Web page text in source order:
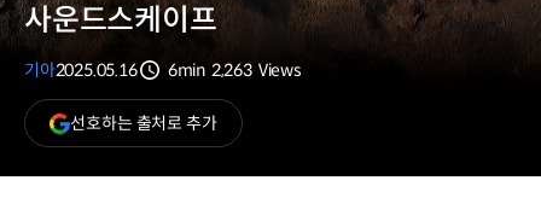
사운드스케이프
기아2025.05.16
6min 2,263 Views
선호하는 출처로 추가(새
창
열림)